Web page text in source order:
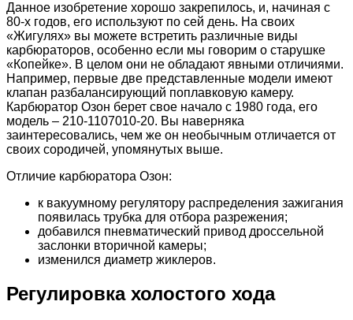
Данное изобретение хорошо закрепилось, и, начиная с
80-х годов, его используют по сей день. На своих
«Жигулях» вы можете встретить различные виды
карбюраторов, особенно если мы говорим о старушке
«Копейке». В целом они не обладают явными отличиями.
Например, первые две представленные модели имеют
клапан разбалансирующий поплавковую камеру.
Карбюратор Озон берет свое начало с 1980 года, его
модель – 210-1107010-20. Вы наверняка
заинтересовались, чем же он необычным отличается от
своих сородичей, упомянутых выше.
Отличие карбюратора Озон:
к вакуумному регулятору распределения зажигания
появилась трубка для отбора разрежения;
добавился пневматический привод дроссельной
заслонки вторичной камеры;
изменился диаметр жиклеров.
Регулировка холостого хода